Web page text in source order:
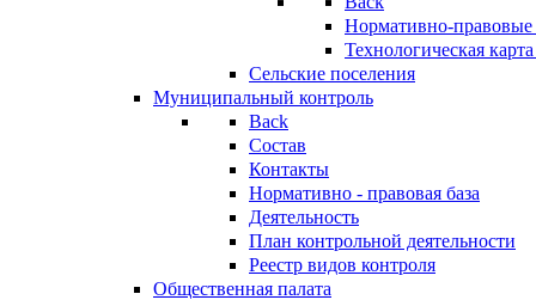
Нормативно-правовые
Технологическая
Сельские поселения
Муниципальный контроль
Back
Состав
Контакты
Нормативно - правовая база
Деятельность
План контрольной деятельности
Реестр видов контроля
Общественная палата